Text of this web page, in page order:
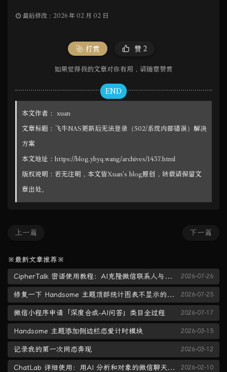
最后修改：2026 年 02 月 02 日
打赏 赞 2
如果觉得我的文章对你有用，请随意赞赏
END
本文作者： xuan
文章标题： 飞牛NAS更新后无法登录（502/系统内部错误）解决
方案
本文地址： https://blog.ybyq.wang/archives/1437.html
版权说明：若无注明，本文皆Xuan's blog原创，转载请保留文
章出处。
下一篇
上一篇
※最新文章推荐※
CipherTalk 密语使用教程：AI克隆微信联系人与聊天记录导出 2026-07-26
修复一下 Handsome 主题顶部统计图表不显示的问题 2026-07-25
微信小程序申请「深度合成-AI问答」类目全过程 2026-07-17
Handsome 主题添加侧边栏恋爱计时模块 2026-03-15
记录我的第一次网恋奔现 2026-03-12
ChatLab 详细使用：用AI 分析和对象的微信聊天记录 2026-02-10